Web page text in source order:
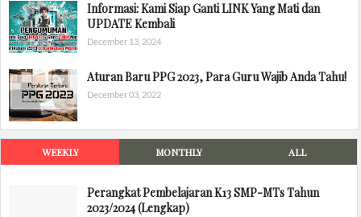
Informasi: Kami Siap Ganti LINK Yang Mati dan
UPDATE Kembali
December 13, 2024
Aturan Baru PPG 2023, Para Guru Wajib Anda Tahu!
December 03, 2022
WEEKLY MONTHLY ALL
Perangkat Pembelajaran K13 SMP-MTs Tahun
2023/2024 (Lengkap)